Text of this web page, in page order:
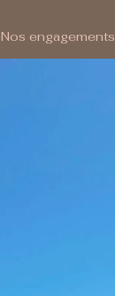
Nos engagements